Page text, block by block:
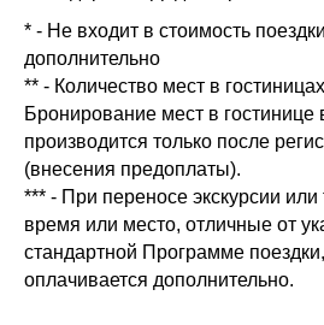
* - Не входит в стоимость
дополнительно
** - Количество мест в
Бронирование мест в гостинице
производится только после
(внесения предоплаты).
*** - При переносе экскурсии
время или место, отличные от
стандартной Программе
оплачивается дополнительно.